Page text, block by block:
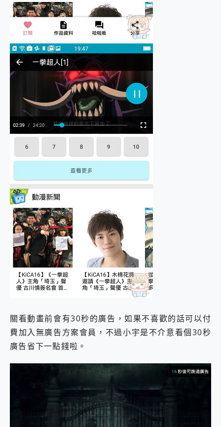
關看動畫前會有30秒的廣告，如果不喜歡的話可以付
費加入無廣告方案會員，不過小宇是不介意看個30秒
廣告省下一點錢啦。